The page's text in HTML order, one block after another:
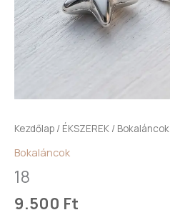
Kezdőlap / ÉKSZEREK / Bokaláncok
Bokaláncok
18
9.500 Ft